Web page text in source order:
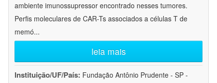
ambiente imunossupressor encontrado nesses tumores.
Perfis moleculares de CAR-Ts associados a células T de
memó...
leia mais
Instituição/UF/País: Fundação Antônio Prudente - SP -